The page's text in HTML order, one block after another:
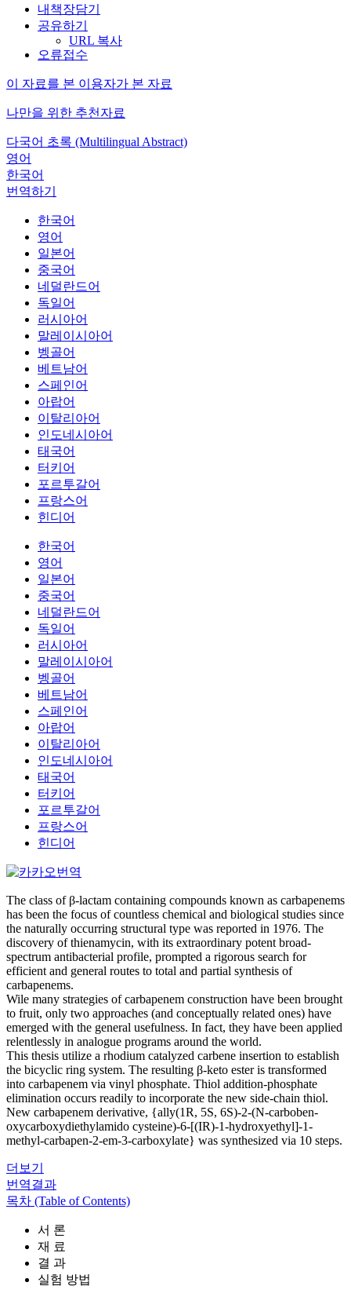
내책장담기
공유하기
URL 복사
오류접수
이 자료를 본 이용자가 본 자료
나만을 위한 추천자료
다국어 초록 (Multilingual Abstract)
영어
한국어
번역하기
한국어
영어
일본어
중국어
네덜란드어
독일어
러시아어
말레이시아어
벵골어
베트남어
스페인어
아랍어
이탈리아어
인도네시아어
태국어
터키어
포르투갈어
프랑스어
힌디어
한국어
영어
일본어
중국어
네덜란드어
독일어
러시아어
말레이시아어
벵골어
베트남어
스페인어
아랍어
이탈리아어
인도네시아어
태국어
터키어
포르투갈어
프랑스어
힌디어
The class of β-lactam containing compounds known as carbapenems
has been the focus of countless chemical and biological studies since
the naturally occurring structural type was reported in 1976. The
discovery of thienamycin, with its extraordinary potent broad-
spectrum antibacterial profile, prompted a rigorous search for
efficient and general routes to total and partial synthesis of
carbapenems.
Wile many strategies of carbapenem construction have been brought
to fruit, only two approaches (and conceptually related ones) have
emerged with the general usefulness. In fact, they have been applied
relentlessly in analogue programs around the world.
This thesis utilize a rhodium catalyzed carbene insertion to establish
the bicyclic ring system. The resulting β-keto ester is transformed
into carbapenem via vinyl phosphate. Thiol addition-phosphate
elimination occurs readily to incorporate the new side-chain thiol.
New carbapenem derivative, {ally(1R, 5S, 6S)-2-(N-carboben-
oxycarboxydiethylamido cysteine)-6-[(IR)-1-hydroxyethyl]-1-
methyl-carbapen-2-em-3-carboxylate} was synthesized via 10 steps.
더보기
번역결과
목차 (Table of Contents)
서 론
재 료
결 과
실험 방법